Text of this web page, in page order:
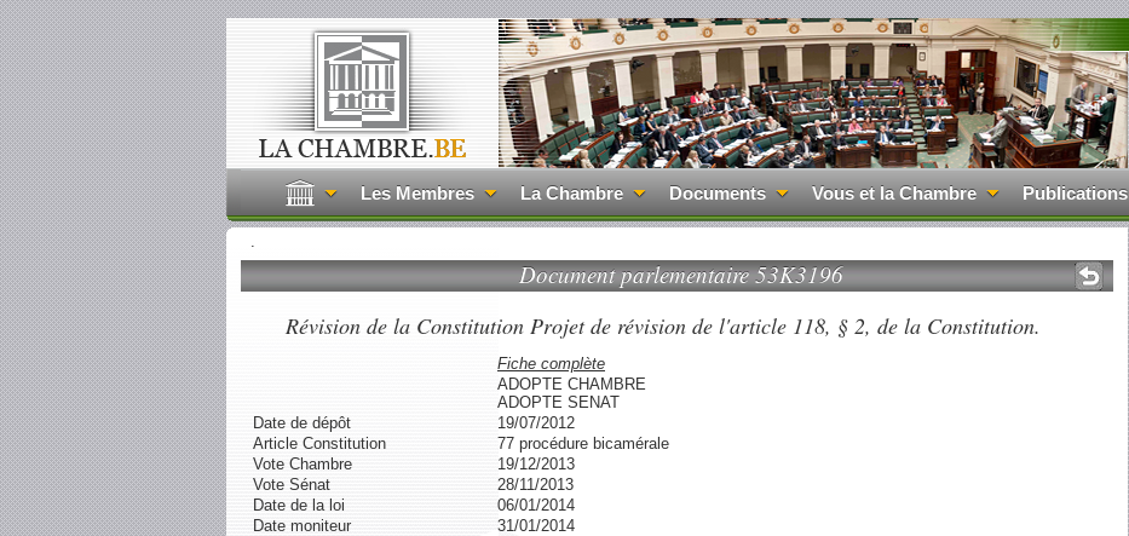
Les Membres La Chambre Documents Vous et la Chambre Publications
.
Document parlementaire 53K3196
Révision de la Constitution Projet de révision de l'article 118, § 2, de la Constitution.
Fiche complète
ADOPTE CHAMBRE
ADOPTE SENAT
Date de dépôt
19/07/2012
Article Constitution
77 procédure bicamérale
Vote Chambre
19/12/2013
Vote Sénat
28/11/2013
Date de la loi
06/01/2014
Date moniteur
31/01/2014